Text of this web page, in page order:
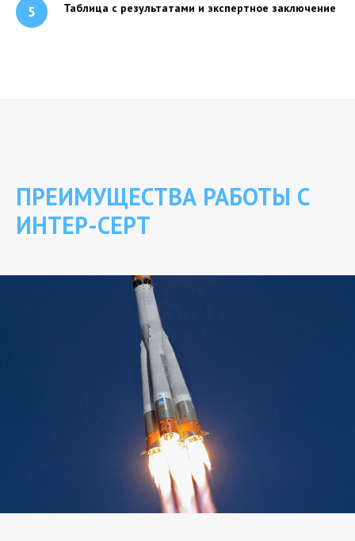
Таблица с результатами и экспертное заключение
ПРЕИМУЩЕСТВА РАБОТЫ С
ИНТЕР-СЕРТ